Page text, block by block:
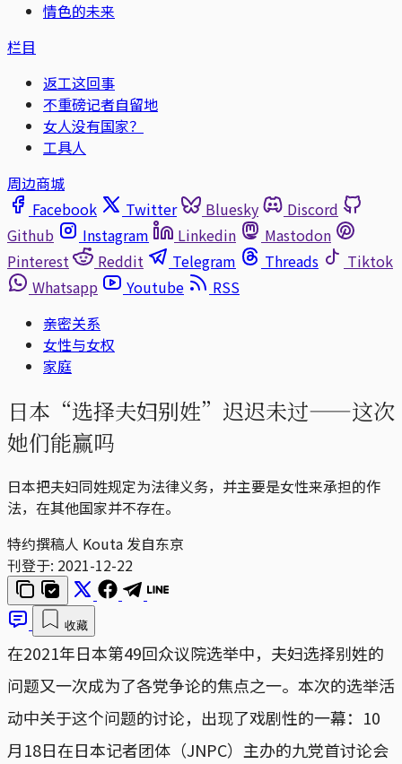
情色的未来
栏目
返工这回事
不重磅记者自留地
女人没有国家？
工具人
周边商城
Facebook
Twitter Bluesky
Discord
Github
Instagram Linkedin
Mastodon
Pinterest
Reddit Telegram Threads
Tiktok
Whatsapp
Youtube
RSS
亲密关系
女性与女权
家庭
日本“选择夫妇别姓”迟迟未过——这次
她们能赢吗
日本把夫妇同姓规定为法律义务，并主要是女性来承担的作
法，在其他国家并不存在。
特约撰稿人 Kouta 发自东京
刊登于: 2021-12-22
收藏
在2021年日本第49回众议院选举中，夫妇选择别姓的
问题又一次成为了各党争论的焦点之一。本次的选举活
动中关于这个问题的讨论，出现了戏剧性的一幕：10
月18日在日本记者团体（JNPC）主办的九党首讨论会